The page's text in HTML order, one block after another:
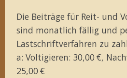
Die Beiträge für Reit- und
sind monatlich fällig und
Lastschriftverfahren zu
a: Voltigieren: 30,00 €,
25,00 €